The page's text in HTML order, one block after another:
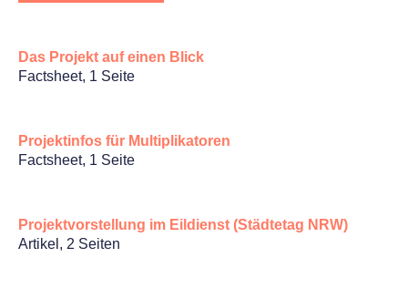
Das Projekt auf einen Blick
Factsheet, 1 Seite
Projektinfos für Multiplikatoren
Factsheet, 1 Seite
Projektvorstellung im Eildienst (Städtetag NRW)
Artikel, 2 Seiten